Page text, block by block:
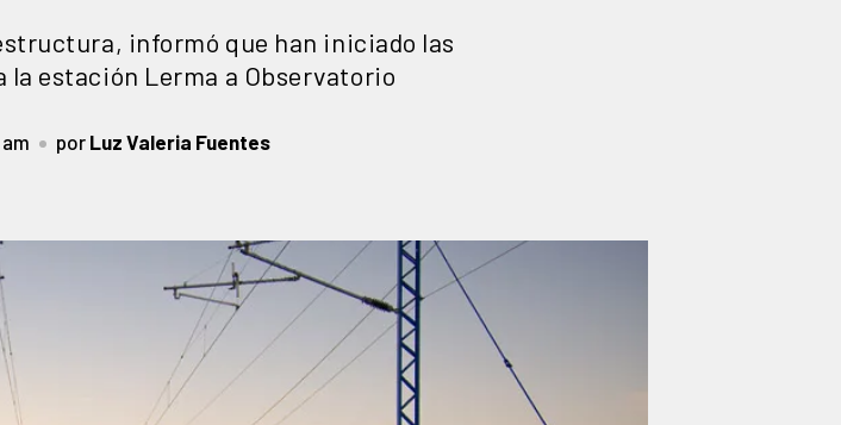
informó que han iniciado las
la estación Lerma a Observatorio
por Luz Valeria Fuentes